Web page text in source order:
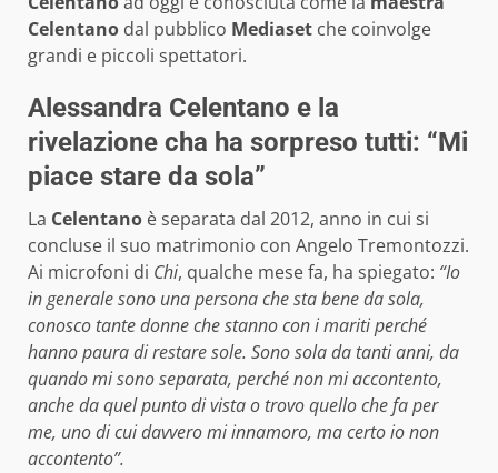
Celentano dal pubblico Mediaset che coinvolge
grandi e piccoli spettatori.
Alessandra Celentano e la
rivelazione cha ha sorpreso tutti: “Mi
piace stare da sola”
La Celentano è separata dal 2012, anno in cui si
concluse il suo matrimonio con Angelo Tremontozzi.
Ai microfoni di Chi, qualche mese fa, ha spiegato: “Io
in generale sono una persona che sta bene da sola,
conosco tante donne che stanno con i mariti perché
hanno paura di restare sole. Sono sola da tanti anni, da
quando mi sono separata, perché non mi accontento,
anche da quel punto di vista o trovo quello che fa per
me, uno di cui davvero mi innamoro, ma certo io non
accontento”.